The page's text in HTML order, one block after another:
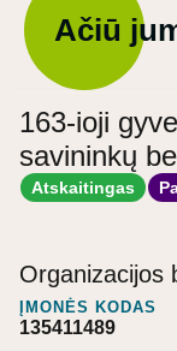
Ačiū
163-ioji
savininkų
Atskaitingas
Organizacijos
ĮMONĖS KODAS
135411489